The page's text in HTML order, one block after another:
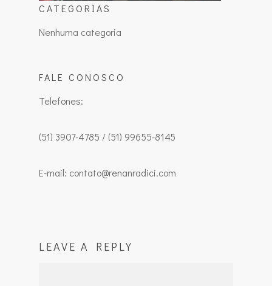
CATEGORIAS
Nenhuma categoria
FALE CONOSCO
Telefones:
(51) 3907-4785 / (51) 99655-8145
E-mail: contato@renanradici.com
LEAVE A REPLY